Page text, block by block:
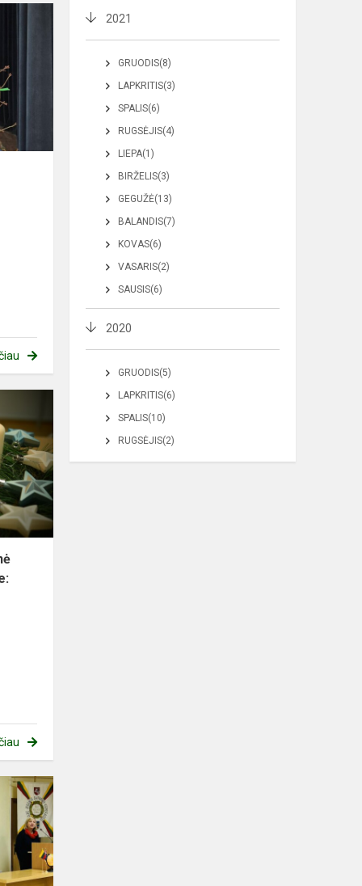
2021
GRUODIS(8)
LAPKRITIS(3)
SPALIS(6)
RUGSĖJIS(4)
LIEPA(1)
BIRŽELIS(3)
GEGUŽĖ(13)
BALANDIS(7)
KOVAS(6)
VASARIS(2)
SAUSIS(6)
2020
GRUODIS(5)
LAPKRITIS(6)
SPALIS(10)
RUGSĖJIS(2)